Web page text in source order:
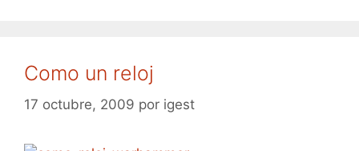
Como un reloj
17 octubre, 2009 por igest